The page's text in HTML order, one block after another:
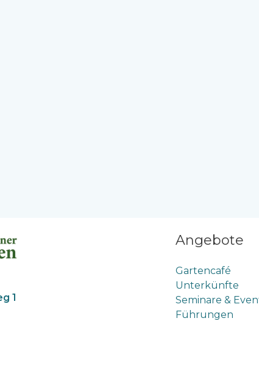
1
Angebote
Gartencafé
Unterkünfte
Seminare &
Führungen